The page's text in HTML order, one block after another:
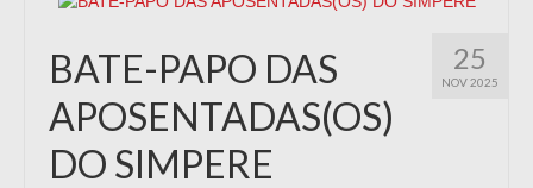
25
NOV 2025
BATE-PAPO DAS
APOSENTADAS(OS)
DO SIMPERE